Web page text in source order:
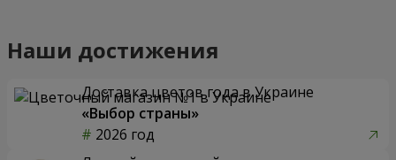
Наши достижения
Доставка цветов года в Украине
«Выбор страны»
2026 год